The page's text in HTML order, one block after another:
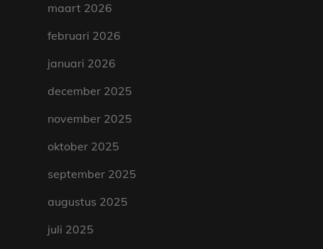
maart 2026
februari 2026
januari 2026
december 2025
november 2025
oktober 2025
september 2025
augustus 2025
juli 2025